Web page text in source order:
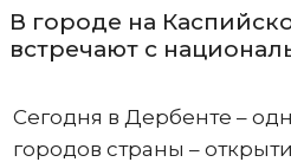
В городе на
встречают с
Сегодня в Дербенте –
городов страны –